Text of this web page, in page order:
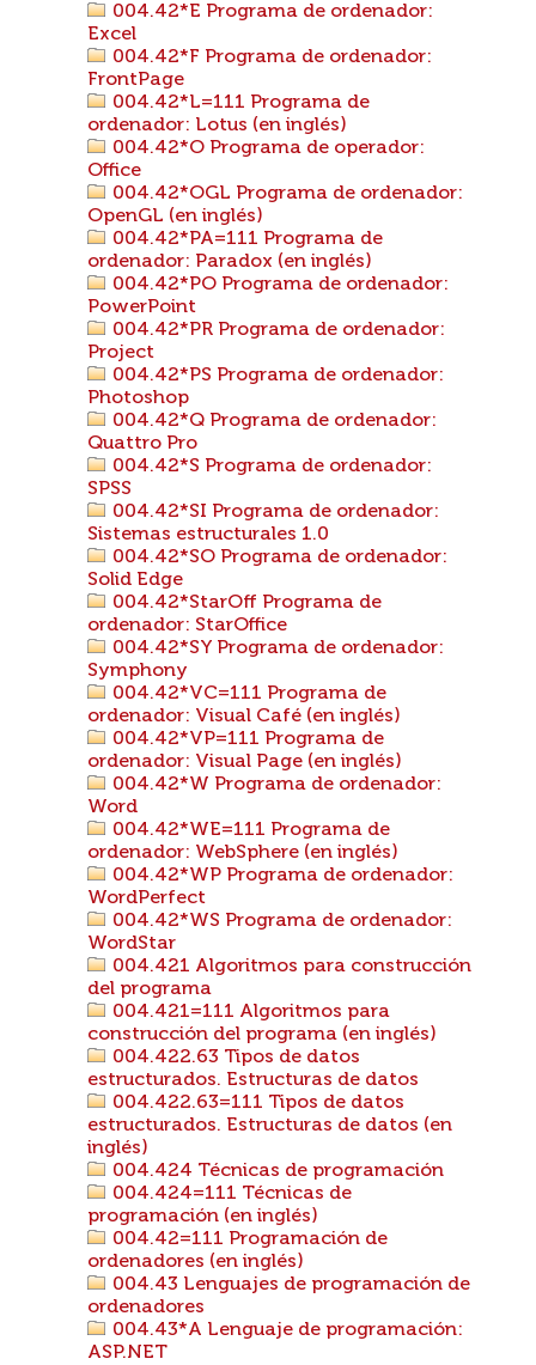
004.42*E Programa de ordenador:
Excel
004.42*F Programa de ordenador:
FrontPage
004.42*L=111 Programa de
ordenador: Lotus (en inglés)
004.42*O Programa de operador:
Office
004.42*OGL Programa de ordenador:
OpenGL (en inglés)
004.42*PA=111 Programa de
ordenador: Paradox (en inglés)
004.42*PO Programa de ordenador:
PowerPoint
004.42*PR Programa de ordenador:
Project
004.42*PS Programa de ordenador:
Photoshop
004.42*Q Programa de ordenador:
Quattro Pro
004.42*S Programa de ordenador:
SPSS
004.42*SI Programa de ordenador:
Sistemas estructurales 1.0
004.42*SO Programa de ordenador:
Solid Edge
004.42*StarOff Programa de
ordenador: StarOffice
004.42*SY Programa de ordenador:
Symphony
004.42*VC=111 Programa de
ordenador: Visual Café (en inglés)
004.42*VP=111 Programa de
ordenador: Visual Page (en inglés)
004.42*W Programa de ordenador:
Word
004.42*WE=111 Programa de
ordenador: WebSphere (en inglés)
004.42*WP Programa de ordenador:
WordPerfect
004.42*WS Programa de ordenador:
WordStar
004.421 Algoritmos para construcción
del programa
004.421=111 Algoritmos para
construcción del programa (en inglés)
004.422.63 Tipos de datos
estructurados. Estructuras de datos
004.422.63=111 Tipos de datos
estructurados. Estructuras de datos (en
inglés)
004.424 Técnicas de programación
004.424=111 Técnicas de
programación (en inglés)
004.42=111 Programación de
ordenadores (en inglés)
004.43 Lenguajes de programación de
ordenadores
004.43*A Lenguaje de programación:
ASP.NET